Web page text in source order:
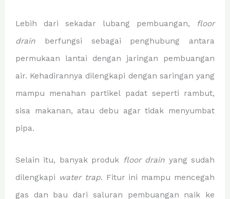
Lebih dari sekadar lubang pembuangan,
floor
drain berfungsi sebagai penghubung antara
permukaan lantai dengan jaringan pembuangan
air. Kehadirannya dilengkapi dengan saringan yang
mampu menahan partikel padat seperti rambut,
sisa makanan, atau debu agar tidak menyumbat
pipa.
Selain itu, banyak produk floor drain yang sudah
dilengkapi water trap. Fitur ini mampu mencegah
gas dan bau dari saluran pembuangan naik ke